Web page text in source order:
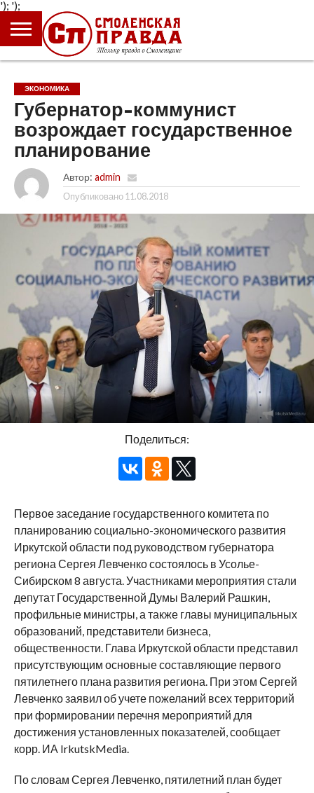
');
ГЛАВНАЯ
НОВОСТИ
ПРОИСШЕСТВИЯ
ПОЛИТИКА
КУЛЬТУРА
ЭКОНОМИКА
ОБЩЕСТВО
БЛОГИ
ЭКОНОМИКА
Губернатор-коммунист
возрождает государственное
планирование
Автор: admin
Опубликовано 11.08.2018
Поделиться:
Первое заседание государственного комитета по
планированию социально-экономического развития
Иркутской области под руководством губернатора
региона Сергея Левченко состоялось в Усолье-
Сибирском 8 августа. Участниками мероприятия стали
депутат Государственной Думы Валерий Рашкин,
профильные министры, а также главы муниципальных
образований, представители бизнеса,
общественности. Глава Иркутской области представил
присутствующим основные составляющие первого
пятилетнего плана развития региона. При этом Сергей
Левченко заявил об учете пожеланий всех территорий
при формировании перечня мероприятий для
достижения установленных показателей, сообщает
корр. ИА IrkutskMedia.
По словам Сергея Левченко, пятилетний план будет
');